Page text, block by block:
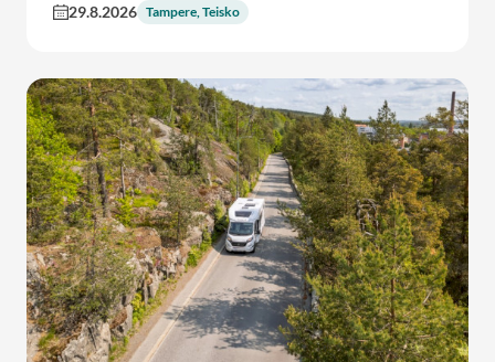
29.8.2026 Tampere, Teisko